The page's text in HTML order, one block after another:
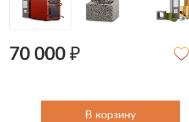
70 000 ₽
В корзину